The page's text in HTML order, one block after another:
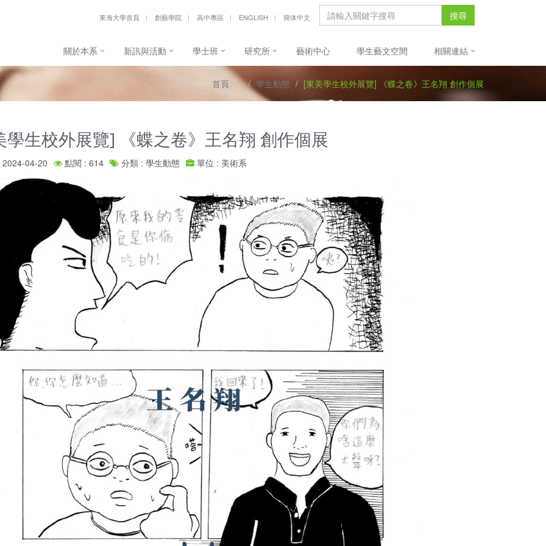
東海大學首頁 創藝學院 高中專區 ENGLISH 簡体中文 搜尋
關於本系 新訊與活動 學士班 研究所 藝術中心 學生藝文空間 相關連結
首頁 學生動態 [東美學生校外展覽] 《蝶之卷》王名翔 創作個展
學生校外展覽] 《蝶之卷》王名翔 創作個展
04-20 點閱 : 614 分類 : 學生動態 單位 : 美術系